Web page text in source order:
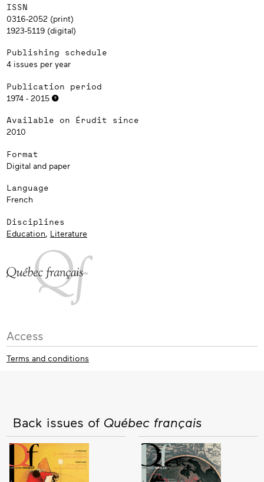
ISSN
0316-2052 (print)
1923-5119 (digital)
Publishing schedule
4 issues per year
Publication period
1974 - 2015
Available on Érudit since
2010
Format
Digital and paper
Language
French
Disciplines
Education, Literature
Access
Terms and conditions
Back issues of Québec français